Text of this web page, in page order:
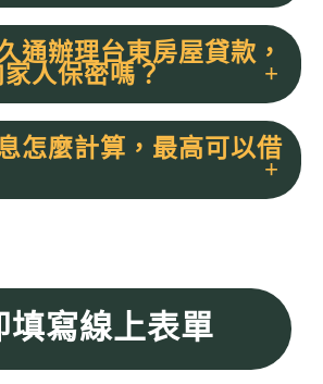
通辦理台東房屋貸款，
人保密嗎？
怎麼計算，最高可以借
填寫線上表單